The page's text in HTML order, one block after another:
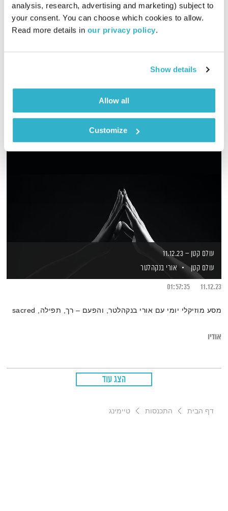
analysis, research, advertising and marketing) subject to
your consent. You can choose which cookies to allow.
Read more details in our privacy policy.
Show details
Allow all
Customize
20.04.23
01:58:27
שעתיים של תרפיה במוזיקה בתקופה גועשת של אביב מתפרץ, של
בסופו של דבר. בין יבשות, שפות, זמנים ותקופות, ז’אנרים ומקצבים
רשימות השידור המלאות ניתן למצוא ב
אודיו
עולם קטן – 11.12.23
עולם קטן
אורי בנקהלטר
11.12.23
01:57:35
מסע מוזיקלי יומי עם אורי בנקהלטר, והפעם – רך, תפילה, sacred
אודיו
הצג עוד
דף הבית התכנסות טיימינג